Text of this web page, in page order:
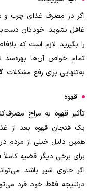
اگر در مصرف غذای چرب و
غافل نشوید. خودتان
را بگیرید. لازم است که
تمام خواص آن‌ها بهره‌مند
به‌تنهایی برای رفع مشکلات
قهوه
تأثیر قهوه به مزاج
یک فنجان قهوه بعد از
همین دلیل خیلی از مردم
برای برخی دیگر قضیه
اگر حاوی شیر باشد
درنتیجه فقط خود فرد